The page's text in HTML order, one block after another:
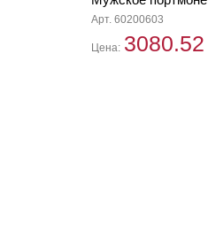
Арт. 60200603
Цена: 3080.52